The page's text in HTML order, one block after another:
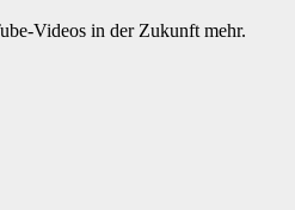
Videos in der Zukunft mehr.